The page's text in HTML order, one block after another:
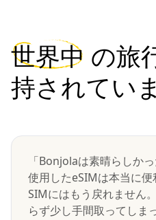
世界中 の旅
持されてい
「Bonjolaは素晴らしか
使用したeSIMは本当に
SIMにはもう戻れません
らず少し手間取ってしま